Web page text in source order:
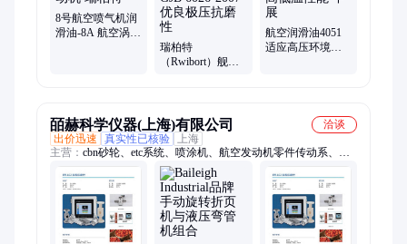
8号航空喷气机润
滑油-8A 航空涡轮
瑞柏特
（Rwibort）舰用
航空润滑油4051
适应高压环境减
皕赫科学仪器(上海)有限公司
洽谈
出价迅速
真实性已核验
上海
主营： cbn砂轮、etc系统、喷涂机、航空发动机零件传动系、压
缩机、过滤机、cpp薄膜、处理器、din导轨、led点胶、ac-600-
ec、hay合并、cpu风扇、gige相机、adme毒物、ncov测定、dj控制
器、pvd涂层机、端铣刀座、api连接器、led加热器、led楼梯灯、
hsc起重机、电源模块、ccd摄像机、led固化灯